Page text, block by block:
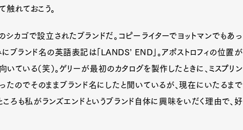
触れておこう。
シカゴで設立されたブランドだ。コピーライターでヨットマンでもあっ
ブランド名の英語表記は「LANDS’ END」。アポストロフィの位置が
ている（笑）。ゲリーが最初のカタログを製作したときに、ミスプリン
たのでそのままブランド名にしたと聞いているが、現在にいたるまで
ろも私がランズエンドというブランド自体に興味をいだく理由で、好